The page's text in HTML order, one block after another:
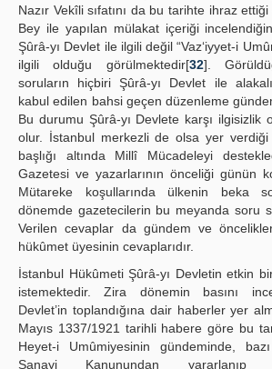
Nazır Vekîli sıfatını da bu tarihte ihraz
Bey ile yapılan mülakat içeriği
Şûrâ-yı Devlet ile ilgili değil “Vaz‘iyyet-i
ilgili olduğu görülmektedir[32].
soruların hiçbiri Şûrâ-yı Devlet ile
kabul edilen bahsi geçen düzenleme
Bu durumu Şûrâ-yı Devlete karşı ilgisizlik
olur. İstanbul merkezli de olsa yer verdiği
başlığı altında Millî Mücadeleyi
Gazetesi ve yazarlarının önceliği günün
Mütareke koşullarında ülkenin beka
dönemde gazetecilerin bu meyanda soru
Verilen cevaplar da gündem ve
hükûmet üyesinin cevaplarıdır.
İstanbul Hükûmeti Şûrâ-yı Devletin etkin bir
istemektedir. Zira dönemin basını
Devlet’in toplandığına dair haberler yer
Mayıs 1337/1921 tarihli habere göre bu
Heyet-i Umûmiyesinin gündeminde,
Sanayi Kanunundan yararlanıp